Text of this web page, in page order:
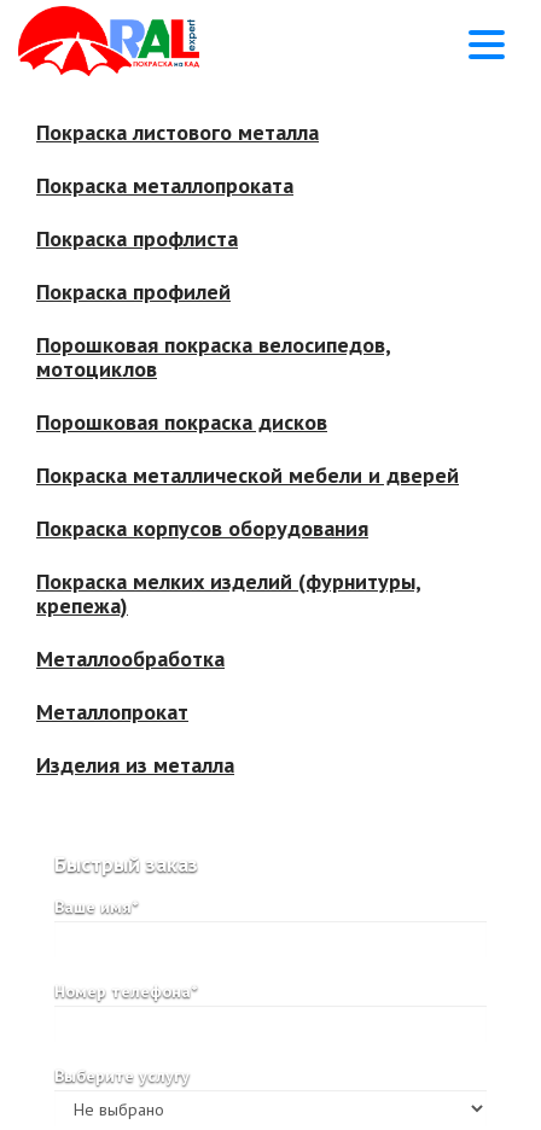
Покраска листового металла
Покраска металлопроката
Покраска профлиста
Покраска профилей
Порошковая покраска велосипедов,
мотоциклов
Порошковая покраска дисков
Покраска металлической мебели и дверей
Покраска корпусов оборудования
Покраска мелких изделий (фурнитуры,
крепежа)
Металлообработка
Металлопрокат
Изделия из металла
Быстрый заказ
Ваше имя*
Номер телефона*
Выберите услугу